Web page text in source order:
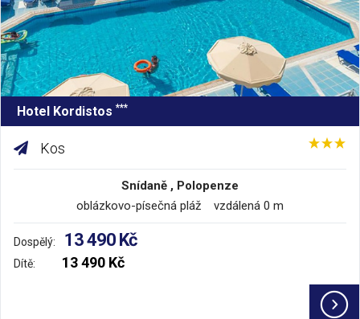
Hotel Kordistos ***
Kos
Snídaně , Polopenze
oblázkovo-písečná pláž vzdálená 0 m
Dospělý: 13 490 Kč
Dítě: 13 490 Kč